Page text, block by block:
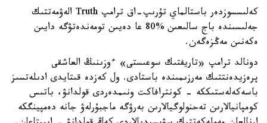
كەلىسسوزدەر باستالماي تۇرىپ-اق ترامپ Truth الەۋمەتتىك
جەلىسىندە باج سالىعىن %80 عا دەيىن تومەندەتۋگە دايىن
ەكەنىن مەڭزەگەن.
دونالد ترامپ «تاريفتىك سوعىستى» ءوزىنىڭ العاشقى
پرەزيدەنتتىك مەرزىمىندە باستادى. ول كەزدە قىتايدى ادىلەتسىز
باسەكەلەستىككە - كونترافاكت ونىمدەردى قولدانۋ، باتىس
كومپانيالارىن تەحنولوگيالارىن بەرۋگە ماجبۇرلەۋ جانە دەمپينگكە